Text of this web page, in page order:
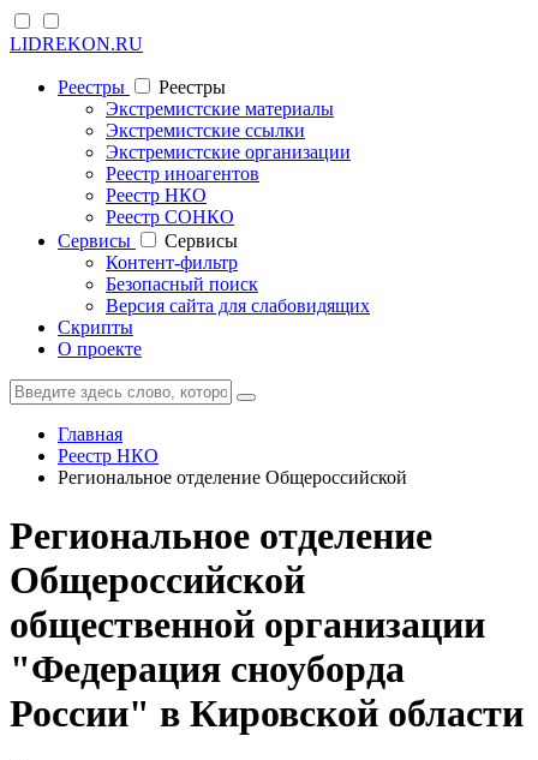
LIDREKON.RU
Реестры
Реестры
Экстремистские материалы
Экстремистские ссылки
Экстремистские организации
Реестр иноагентов
Реестр НКО
Реестр СОНКО
Cервисы
Cервисы
Контент-фильтр
Безопасный поиск
Версия сайта для слабовидящих
Скрипты
О проекте
Главная
Реестр НКО
Региональное отделение Общероссийской
Региональное отделение
Общероссийской
общественной организации
"Федерация сноуборда
России" в Кировской области